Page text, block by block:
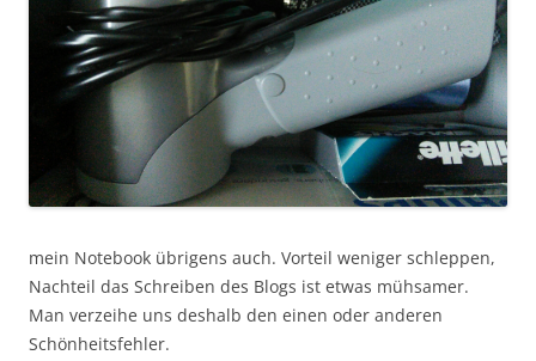
mein Notebook übrigens auch. Vorteil weniger schleppen,
Nachteil das Schreiben des Blogs ist etwas mühsamer.
Man verzeihe uns deshalb den einen oder anderen
Schönheitsfehler.